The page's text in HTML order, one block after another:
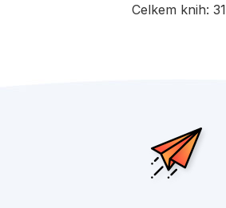
Celkem knih: 31